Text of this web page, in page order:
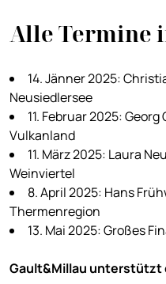
Alle Termine
14. Jänner 2025:
Neusiedlersee
11. Februar 2025:
Vulkanland
11. März 2025: Laura
Weinviertel
8. April 2025: Hans
Thermenregion
13. Mai 2025: Großes
Gault&Millau unterstützt